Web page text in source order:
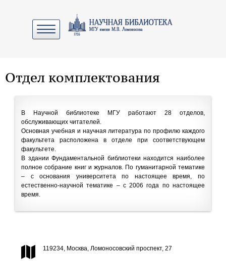
Отдел комплектования
В Научной библиотеке МГУ работают 28 отделов,
обслуживающих читателей.
Основная учебная и научная литература по профилю каждого
факультета расположена в отделе при соответствующем
факультете.
В здании Фундаментальной библиотеки находится наиболее
полное собрание книг и журналов. По гуманитарной тематике
– с основания университета по настоящее время, по
естественно-научной тематике – с 2006 года по настоящее
время.
119234, Москва, Ломоносовский проспект, 27